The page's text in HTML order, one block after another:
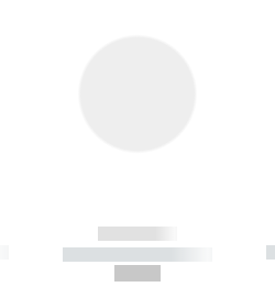
------------
----------- -----------